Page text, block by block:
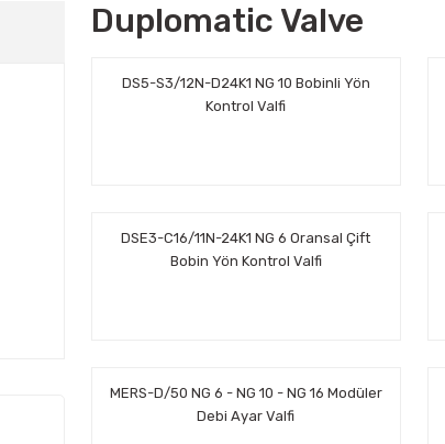
Duplomatic Valve
DS5-S3/12N-D24K1 NG 10 Bobinli Yön
Kontrol Valfi
DSE3-C16/11N-24K1 NG 6 Oransal Çift
Bobin Yön Kontrol Valfi
MERS-D/50 NG 6 - NG 10 - NG 16 Modüler
Debi Ayar Valfi